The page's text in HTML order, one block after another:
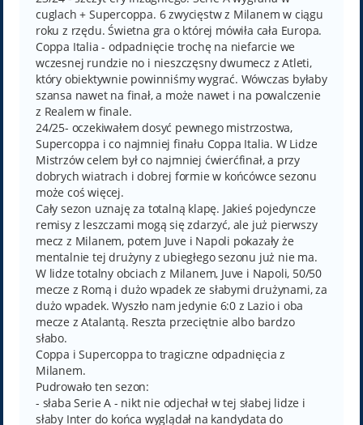
cuglach + Supercoppa. 6 zwycięstw z Milanem w ciągu
roku z rzędu. Świetna gra o której mówiła cała Europa.
Coppa Italia - odpadnięcie trochę na niefarcie we
wczesnej rundzie no i nieszczęsny dwumecz z Atleti,
który obiektywnie powinniśmy wygrać. Wówczas byłaby
szansa nawet na finał, a może nawet i na powalczenie
z Realem w finale.
24/25- oczekiwałem dosyć pewnego mistrzostwa,
Supercoppa i co najmniej finału Coppa Italia. W Lidze
Mistrzów celem był co najmniej ćwierćfinał, a przy
dobrych wiatrach i dobrej formie w końcówce sezonu
może coś więcej.
Cały sezon uznaję za totalną klapę. Jakieś pojedyncze
remisy z leszczami mogą się zdarzyć, ale już pierwszy
mecz z Milanem, potem Juve i Napoli pokazały że
mentalnie tej drużyny z ubiegłego sezonu już nie ma.
W lidze totalny obciach z Milanem, Juve i Napoli, 50/50
mecze z Romą i dużo wpadek ze słabymi drużynami, za
dużo wpadek. Wyszło nam jedynie 6:0 z Lazio i oba
mecze z Atalantą. Reszta przeciętnie albo bardzo
słabo.
Coppa i Supercoppa to tragiczne odpadnięcia z
Milanem.
Pudrowało ten sezon:
- słaba Serie A - nikt nie odjechał w tej słabej lidze i
słaby Inter do końca wyglądał na kandydata do